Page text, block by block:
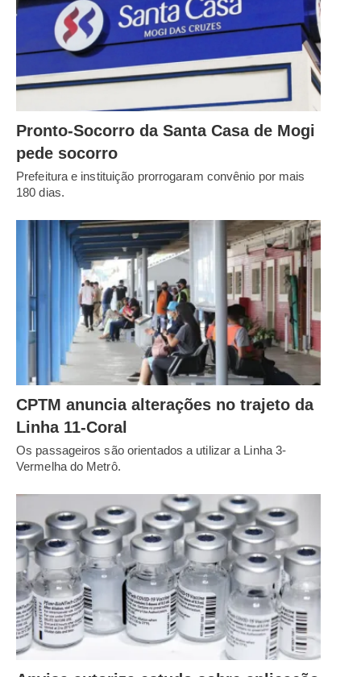
Pronto-Socorro da Santa Casa de Mogi
pede socorro
Prefeitura e instituição prorrogaram convênio por mais
180 dias.
CPTM anuncia alterações no trajeto da
Linha 11-Coral
Os passageiros são orientados a utilizar a Linha 3-
Vermelha do Metrô.